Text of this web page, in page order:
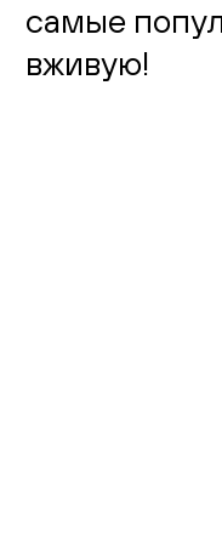
самые
вживую!